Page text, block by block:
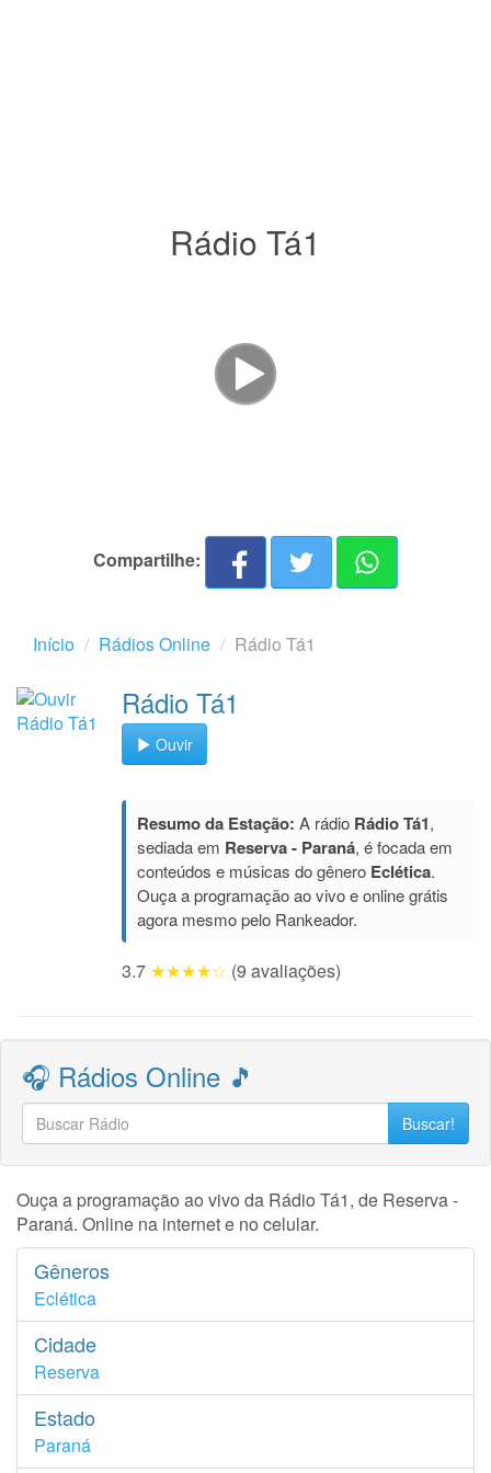
Rádio Tá1
Compartilhe:
Início Rádios Online Rádio Tá1
Rádio Tá1
Ouvir
Resumo da Estação: A rádio Rádio Tá1,
sediada em Reserva - Paraná, é focada em
conteúdos e músicas do gênero Eclética.
Ouça a programação ao vivo e online grátis
agora mesmo pelo Rankeador.
3.7 ★★★★☆ (9 avaliações)
🎧 Rádios Online 🎵
Buscar!
Ouça a programação ao vivo da Rádio Tá1, de Reserva -
Paraná. Online na internet e no celular.
Gêneros
Eclética
Cidade
Reserva
Estado
Paraná